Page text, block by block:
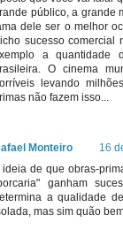
público, a grande
dele ser o melhor
sucesso comercial
a quantidade
O cinema
levando
não fazem isso...
Monteiro
16
ideia de que obras-
ganham
a qualidade
mas sim quão